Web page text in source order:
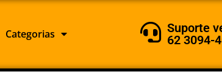
Categorias
Suporte
62 3094-